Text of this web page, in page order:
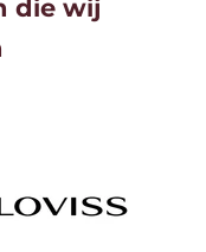
die wij